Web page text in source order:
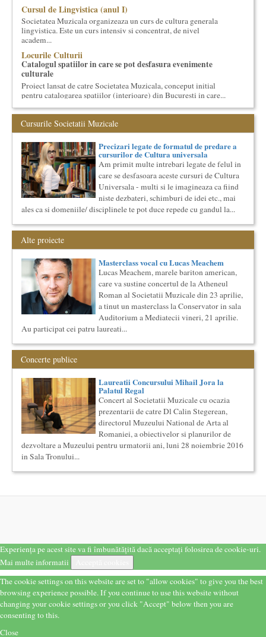
Cursul de Lingvistica (anul I)
Societatea Muzicala organizeaza un curs de cultura generala
lingvistica. Este un curs intensiv si concentrat, de nivel
academ...
Locurile Culturii
Catalogul spatiilor in care se pot desfasura evenimente
culturale
Proiect lansat de catre Societatea Muzicala, conceput initial
pentru catalogarea spatiilor (interioare) din Bucuresti in care...
Ziua Internationala a Subtitrarii
Editia I
Ziua Internationala a Subtitrarii - Editia I Universitatea din
Bucuresti, Sala James Joyce [sala MTTLC] Str. Pitar Mos nr. ...
Saptamana Romano-Britanica 2017
Masterclass de traducere literara stilizata de scriitori
englezi
Saptamana romano-britanica: 8-13 mai 2017 Sase scriitori
britanici stilizeaza traduceri din proza contemporana
romaneasca ...
Carte – Film – Mancare boiereasca Lansarea cartii O bucatarie
ca-n filme, Scenotopul bucatariei in Noul Cinema Romanes...
Cursul de Literatura universala: Marile texte literare ale
umanitatii
Societatea Muzicala organizeaza un curs de literatura
universala: „Marile texte si marile batalii culturale”. Este un
cu...
Cursul de Muzica universala (anul II)
Societatea Muzicala organizeaza un curs de cultura generala
muzicala, cu durata de doi ani, in parteneriat cu Universitatea
N...
Cursul de Filosofie generala (anul II)
Societatea Muzicala organizeaza un curs de Filosofie
Generala, de nivel academic, cu durata de doi ani (4 semestre),
impreuna...
Cursul de Cinematografie universala (anul I)
Societatea Muzicala organizeaza un curs de cultura generala
cinematografica. Este un curs concentrat si intensiv, de nivel
ac...
Cursul de Muzica universala (anul I)
Societatea Muzicala organizeaza un curs de cultura generala
muzicala de nivel academic, in parteneriat cu Universitatea
Cursul de Teatru universal
Societatea Muzicala organizeaza un curs de Filosofie
Generala, de nivel academic, cu durata de doi ani (4 semestre),
impreuna...
Cursul de Cinematografie universala: Marile capodopere
si marii realizatori (anul II)
Societatea Muzicala organizeaza un curs de cultura generala
cinematografica. Este un curs concentrat si intensiv, de nivel
Cursurile Societatii Muzicale
Precizari legate de formatul de predare a
cursurilor de Cultura universala
Am primit multe intrebari legate de felul in
care se desfasoara aceste cursuri de Cultura
Universala - multi si le imagineaza ca fiind
niste dezbateri, schimburi de idei etc., mai
ales ca si domeniile/ disciplinele te pot duce repede cu gandul la...
Alte proiecte
Masterclass vocal cu Lucas Meachem
Lucas Meachem, marele bariton american,
care va sustine concertul de la Atheneul
Roman al Societatii Muzicale din 23 aprilie,
a tinut un masterclass la Conservator in sala
Auditorium a Mediatecii vineri, 21 aprilie.
Au participat cei patru laureati...
Concerte publice
Laureatii Concursului Mihail Jora la
Palatul Regal
Concert al Societatii Muzicale cu ocazia
prezentarii de catre Dl Calin Stegerean,
directorul Muzeului National de Arta al
Romaniei, a obiectivelor si planurilor de
dezvoltare a Muzeului pentru urmatorii ani, luni 28 noiembrie 2016
in Sala Tronului...
Experiența pe acest site va fi îmbunătățită dacă acceptați folosirea de cookie-uri.
Mai multe informatii
The cookie settings on this website are set to "allow cookies" to give you the best
browsing experience possible. If you continue to use this website without
changing your cookie settings or you click "Accept" below then you are
consenting to this.
Close